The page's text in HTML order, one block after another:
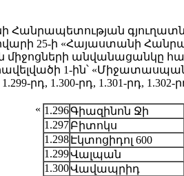
Հանրապետության
25-ի «Հայաստանի
անվանացանկը
1-ին՝
1.299-րդ, 1.300-րդ, 1.301-րդ,
« 1.296Գիազինոն Ջի
1.297 Բիտոկս
1.298 Էկտոցիդոլ 600
1.299Վալպան
1.300Վավապրիդ